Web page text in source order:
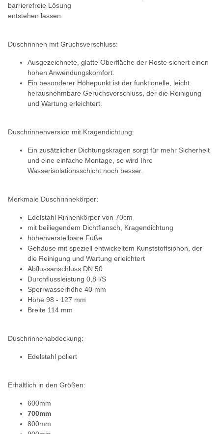
barrierefreie Lösung
entstehen lassen.
Duschrinnen mit Gruchsverschluss:
Ausgezeichnete, glatte Oberfläche der Roste sichert einen
hohen Anwendungskomfort.
Ein besonderer Höhepunkt ist der funktionelle, leicht
herausnehmbare Geruchsverschluss, der die Reinigung
und Wartung erleichtert.
Duschrinnenversion mit Kragendichtung:
Ein zusätzlicher Dichtungskragen sorgt für mehr Sicherheit
und eine einfache Montage, so wird Ihre
Wasserisolationsschicht noch besser.
Merkmale Duschrinnekörper:
Edelstahl Rinnenkörper von 70cm
mit beiliegendem Dichtflansch, Kragendichtung
höhenverstellbare Füße
Gehäuse mit speziell entwickeltem Kunststoffsiphon, der
die Reinigung und Wartung erleichtert
Abflussanschluss DN 50
Durchflussleistung 0,8 l/S
Sperrwasserhöhe 40 mm
Höhe 98 - 127 mm
Breite 114 mm
Duschrinnenabdeckung:
Edelstahl poliert
Erhältlich in den Größen:
600mm
700mm
800mm